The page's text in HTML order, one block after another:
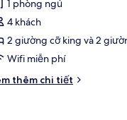
1 phòng ngủ
4 khách
2 giường cỡ king và 2
Wifi miễn phí
thêm chi tiết